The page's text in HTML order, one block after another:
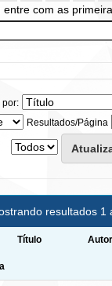
entre com as
por:
Resultados/Página
resultados 1
Título